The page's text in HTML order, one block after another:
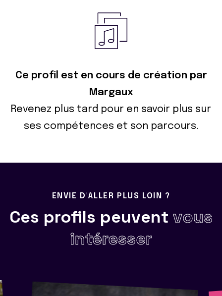
Ce profil est en cours de création par
Margaux
Revenez plus tard pour en savoir plus sur
ses compétences et son parcours.
ENVIE D'ALLER PLUS LOIN ?
Ces profils peuvent vous
intéresser